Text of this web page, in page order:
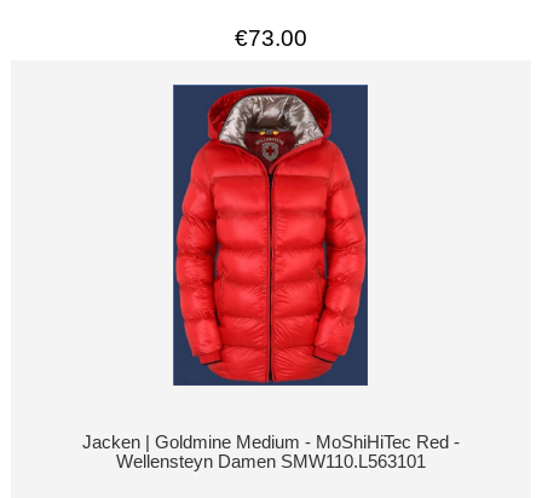
€73.00
Jacken | Goldmine Medium - MoShiHiTec Red -
Wellensteyn Damen SMW110.L563101